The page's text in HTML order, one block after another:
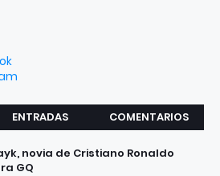
ENTRADAS
COMENTARIOS
novia de Cristiano Ronaldo
GQ